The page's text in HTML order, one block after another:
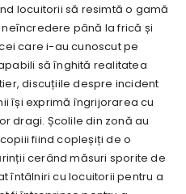
locuitorii să resimtă o gamă
până la frică și
care i-au cunoscut pe
să înghită realitatea
discuțiile despre incident
își exprimă îngrijorarea cu
dragi. Școlile din zonă au
fiind copleșiți de o
cerând măsuri sporite de
întâlniri cu locuitorii pentru a